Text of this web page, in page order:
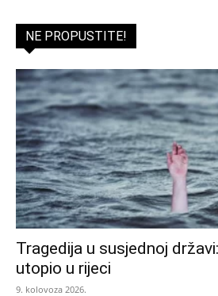
NE PROPUSTITE!
Tragedija u susjednoj
utopio u rijeci
9. kolovoza 2026.